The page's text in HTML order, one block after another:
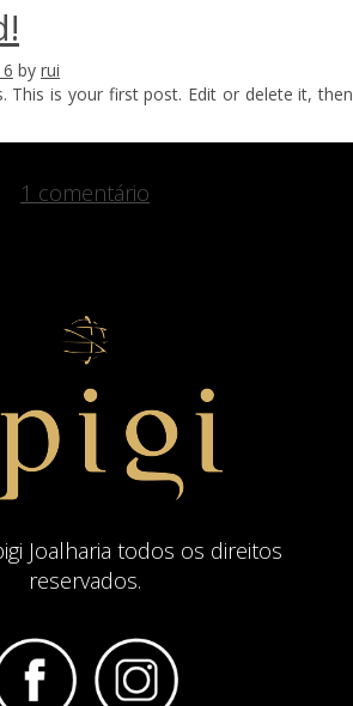
by rui
This is your first post. Edit or delete it, then
1 comentário
Joalharia todos os direitos
reservados.